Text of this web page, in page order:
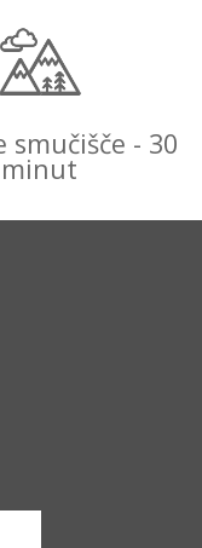
smučišče - 30
minut